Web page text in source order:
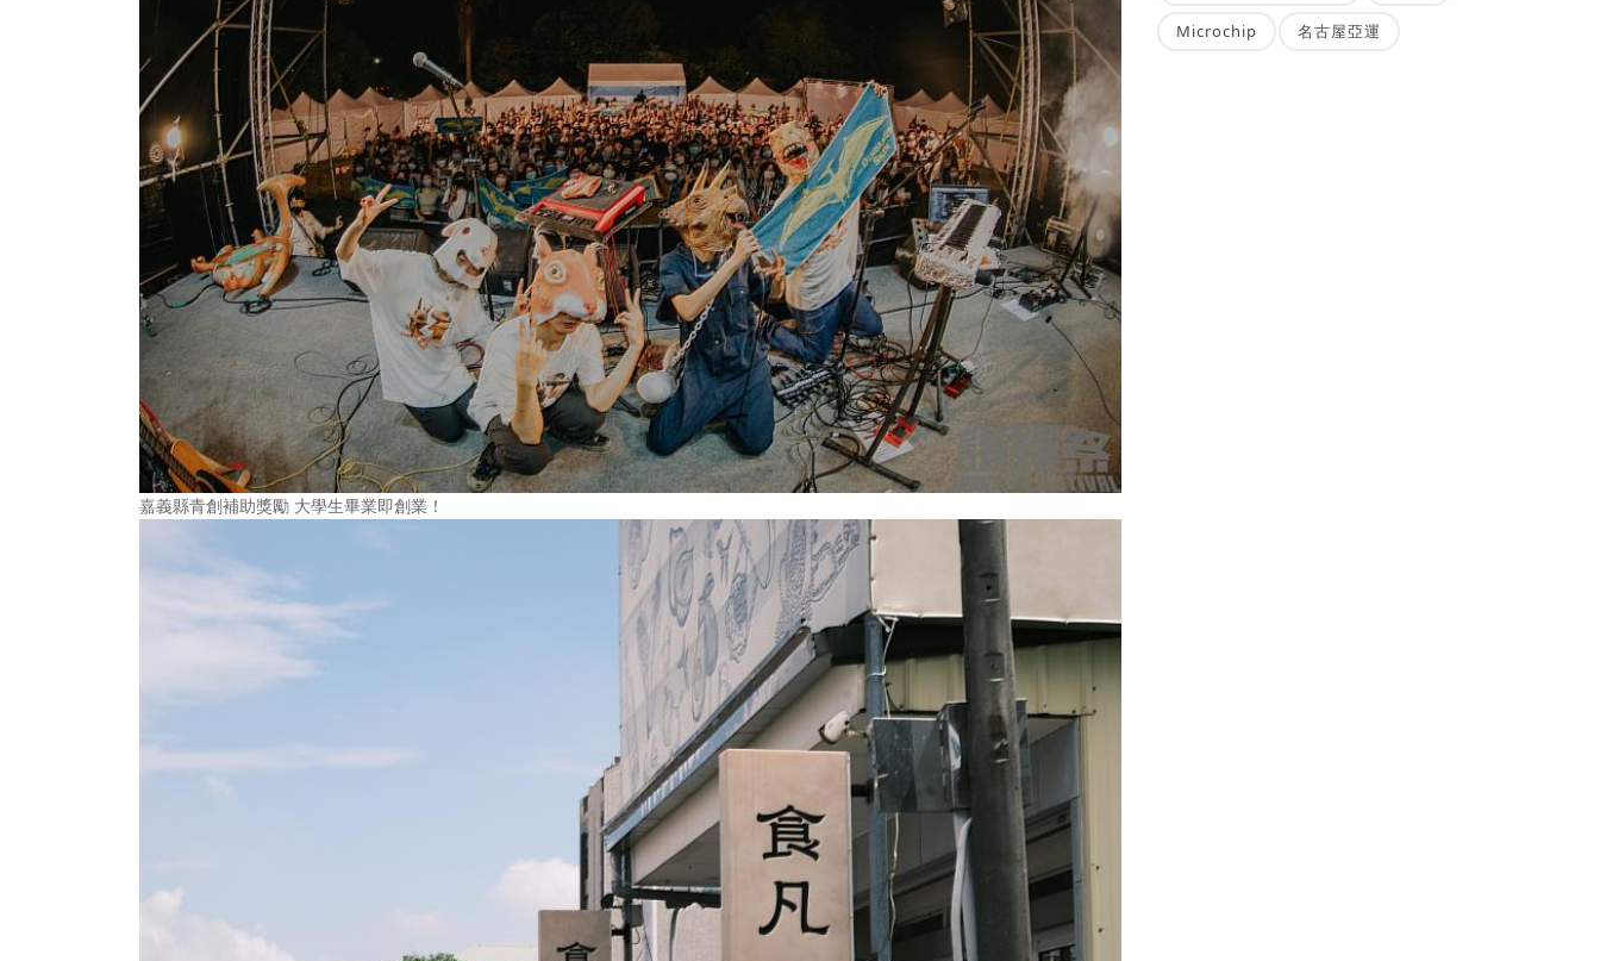
嘉義縣青創補助獎勵 大學生畢業即創業！
Microchip 名古屋亞運